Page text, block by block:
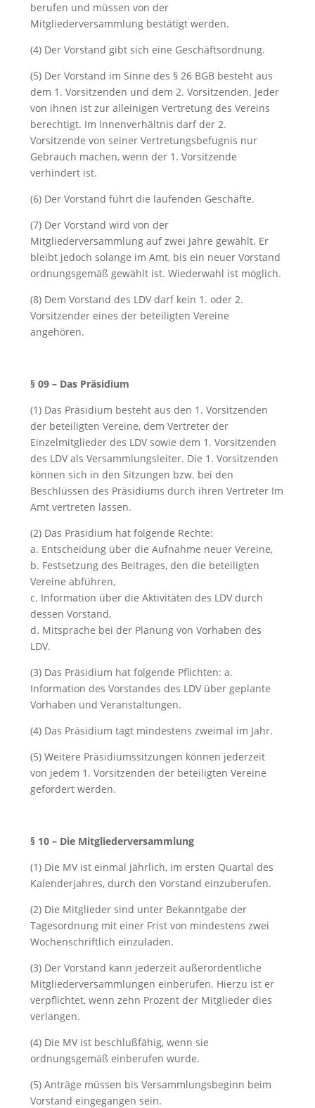
berufen und müssen von der
Mitgliederversammlung bestätigt werden.
(4) Der Vorstand gibt sich eine Geschäftsordnung.
(5) Der Vorstand im Sinne des § 26 BGB besteht aus
dem 1. Vorsitzenden und dem 2. Vorsitzenden. Jeder
von ihnen ist zur alleinigen Vertretung des Vereins
berechtigt. Im lnnenverhältnis darf der 2.
Vorsitzende von seiner Vertretungsbefugnis nur
Gebrauch machen, wenn der 1. Vorsitzende
verhindert ist.
(6) Der Vorstand führt die laufenden Geschäfte.
(7) Der Vorstand wird von der
Mitgliederversammlung auf zwei Jahre gewählt. Er
bleibt jedoch solange im Amt, bis ein neuer Vorstand
ordnungsgemäß gewählt ist. Wiederwahl ist möglich.
(8) Dem Vorstand des LDV darf kein 1. oder 2.
Vorsitzender eines der beteiligten Vereine
angehören.
§ 09 – Das Präsidium
(1) Das Präsidium besteht aus den 1. Vorsitzenden
der beteiligten Vereine, dem Vertreter der
Einzelmitglieder des LDV sowie dem 1. Vorsitzenden
des LDV als Versammlungsleiter. Die 1. Vorsitzenden
können sich in den Sitzungen bzw. bei den
Beschlüssen des Präsidiums durch ihren Vertreter Im
Amt vertreten lassen.
(2) Das Präsidium hat folgende Rechte:
a. Entscheidung über die Aufnahme neuer Vereine,
b. Festsetzung des Beitrages, den die beteiligten
Vereine abführen,
c. Information über die Aktivitäten des LDV durch
dessen Vorstand,
d. Mitsprache bei der Planung von Vorhaben des
LDV.
(3) Das Präsidium hat folgende Pflichten: a.
Information des Vorstandes des LDV über geplante
Vorhaben und Veranstaltungen.
(4) Das Präsidium tagt mindestens zweimal im Jahr.
(5) Weitere Präsidiumssitzungen können jederzeit
von jedem 1. Vorsitzenden der beteiligten Vereine
gefordert werden.
§ 10 – Die Mitgliederversammlung
(1) Die MV ist einmal jährlich, im ersten Quartal des
Kalenderjahres, durch den Vorstand einzuberufen.
(2) Die Mitglieder sind unter Bekanntgabe der
Tagesordnung mit einer Frist von mindestens zwei
Wochenschriftlich einzuladen.
(3) Der Vorstand kann jederzeit außerordentliche
Mitgliederversammlungen einberufen. Hierzu ist er
verpflichtet, wenn zehn Prozent der Mitglieder dies
verlangen.
(4) Die MV ist beschlußfähig, wenn sie
ordnungsgemäß einberufen wurde.
(5) Anträge müssen bis Versammlungsbeginn beim
Vorstand eingegangen sein.